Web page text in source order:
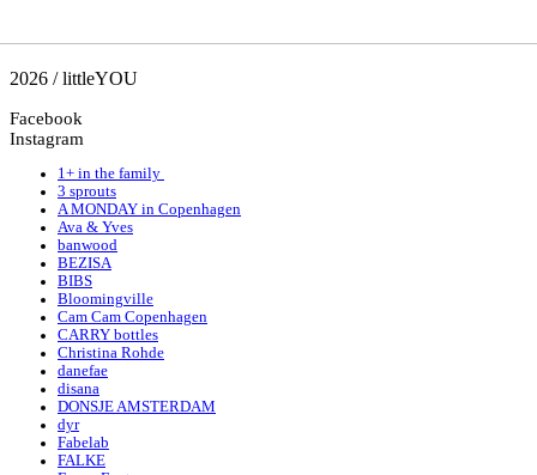
2026 / littleYOU
Facebook
Instagram
1+ in the family
3 sprouts
A MONDAY in Copenhagen
Ava & Yves
banwood
BEZISA
BIBS
Bloomingville
Cam Cam Copenhagen
CARRY bottles
Christina Rohde
danefae
disana
DONSJE AMSTERDAM
dyr
Fabelab
FALKE